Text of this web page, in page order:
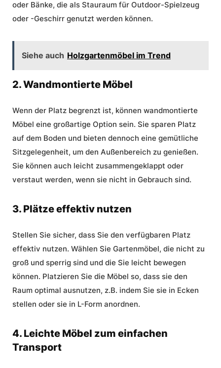
oder Bänke, die als Stauraum für Outdoor-Spielzeug
oder -Geschirr genutzt werden können.
Siehe auch Holzgartenmöbel im Trend
2. Wandmontierte Möbel
Wenn der Platz begrenzt ist, können wandmontierte
Möbel eine großartige Option sein. Sie sparen Platz
auf dem Boden und bieten dennoch eine gemütliche
Sitzgelegenheit, um den Außenbereich zu genießen.
Sie können auch leicht zusammengeklappt oder
verstaut werden, wenn sie nicht in Gebrauch sind.
3. Plätze effektiv nutzen
Stellen Sie sicher, dass Sie den verfügbaren Platz
effektiv nutzen. Wählen Sie Gartenmöbel, die nicht zu
groß und sperrig sind und die Sie leicht bewegen
können. Platzieren Sie die Möbel so, dass sie den
Raum optimal ausnutzen, z.B. indem Sie sie in Ecken
stellen oder sie in L-Form anordnen.
4. Leichte Möbel zum einfachen
Transport